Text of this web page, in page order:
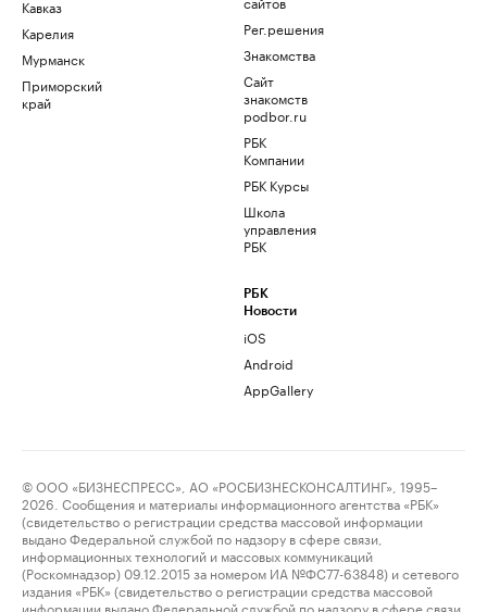
Кавказ
Карелия
Мурманск
Приморский
край
Рег.решения
Знакомства
Сайт
знакомств
podbor.ru
РБК
Компании
РБК Курсы
Школа
управления
РБК
РБК
Новости
iOS
Android
AppGallery
© ООО «БИЗНЕСПРЕСС», АО «РОСБИЗНЕСКОНСАЛТИНГ», 1995–
2026. Сообщения и материалы информационного агентства «РБК»
(свидетельство о регистрации средства массовой информации
выдано Федеральной службой по надзору в сфере связи,
информационных технологий и массовых коммуникаций
(Роскомнадзор) 09.12.2015 за номером ИА №ФС77-63848) и сетевого
издания «РБК» (свидетельство о регистрации средства массовой
информации выдано Федеральной службой по надзору в сфере связи,